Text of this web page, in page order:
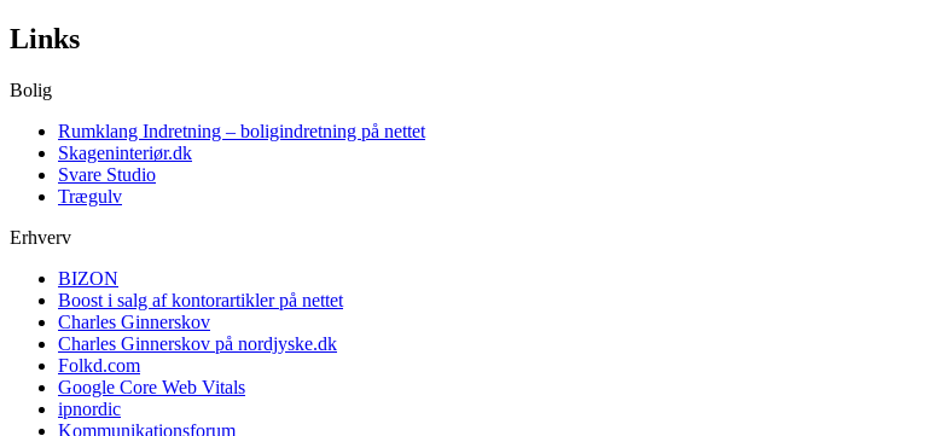
Links
Bolig
Rumklang Indretning – boligindretning på nettet
Skageninteriør.dk
Svare Studio
Trægulv
Erhverv
BIZON
Boost i salg af kontorartikler på nettet
Charles Ginnerskov
Charles Ginnerskov på nordjyske.dk
Folkd.com
Google Core Web Vitals
ipnordic
Kommunikationsforum